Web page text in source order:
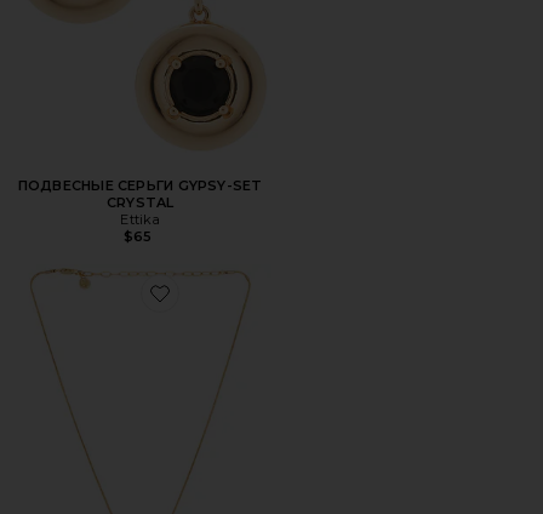
ПОДВЕСНЫЕ СЕРЬГИ GYPSY-SET
CRYSTAL
Ettika
$65
Favorite КОЛЬЕ С ПОДВЕСКОЙ DONUT CRYSTAL